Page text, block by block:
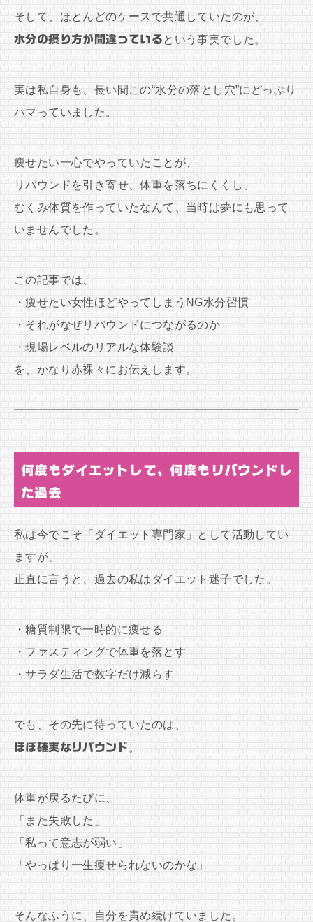
そして、ほとんどのケースで共通していたのが、
水分の摂り方が間違っているという事実でした。
実は私自身も、長い間この“水分の落とし穴”にどっぷり
ハマっていました。
痩せたい一心でやっていたことが、
リバウンドを引き寄せ、体重を落ちにくくし、
むくみ体質を作っていたなんて、当時は夢にも思って
いませんでした。
この記事では、
・痩せたい女性ほどやってしまうNG水分習慣
・それがなぜリバウンドにつながるのか
・現場レベルのリアルな体験談
を、かなり赤裸々にお伝えします。
何度もダイエットして、何度もリバウンドし
た過去
私は今でこそ「ダイエット専門家」として活動してい
ますが、
正直に言うと、過去の私はダイエット迷子でした。
・糖質制限で一時的に痩せる
・ファスティングで体重を落とす
・サラダ生活で数字だけ減らす
でも、その先に待っていたのは、
ほぼ確実なリバウンド 。
体重が戻るたびに、
「また失敗した」
「私って意志が弱い」
「やっぱり一生痩せられないのかな」
そんなふうに、自分を責め続けていました。